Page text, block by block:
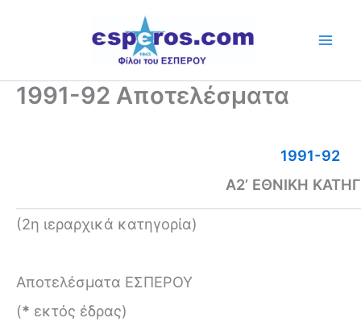
1991-92 Αποτελέσματα
1991-92
Α2’ ΕΘΝΙΚΗ
(2η ιεραρχικά κατηγορία)
Αποτελέσματα ΕΣΠΕΡΟΥ
(* εκτός έδρας)